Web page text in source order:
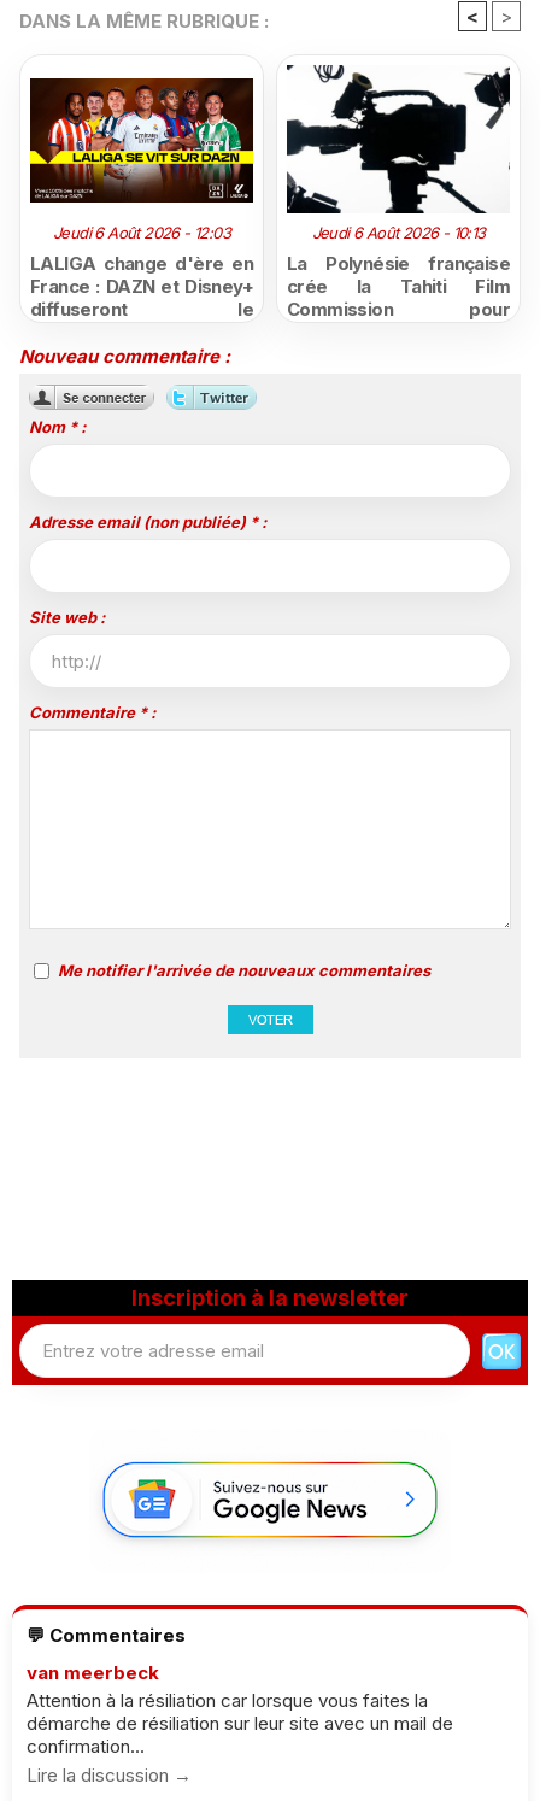
DANS LA MÊME RUBRIQUE : < >
Jeudi 6 Août 2026 - 12:03
LALIGA change d'ère en
France : DAZN et Disney+
diffuseront le
jusqu'en 2029, un revers
Jeudi 6 Août 2026 - 10:13
La Polynésie française
crée la Tahiti Film
Commission pour
Nouveau commentaire :
Nom * :
Adresse email (non publiée) * :
Site web :
Commentaire * :
Me notifier l'arrivée de nouveaux commentaires
Inscription à la newsletter
💬 Commentaires
van meerbeck
Attention à la résiliation car lorsque vous faites la
démarche de résiliation sur leur site avec un mail de
confirmation...
Lire la discussion →